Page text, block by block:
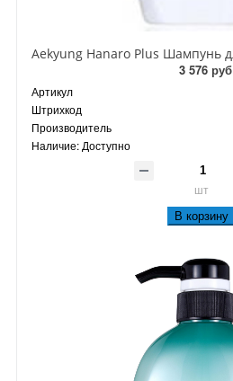
3 576 руб
Артикул
Штрихкод
Производитель
Наличие: Доступно
шт
В корзину